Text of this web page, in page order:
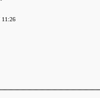
11:26